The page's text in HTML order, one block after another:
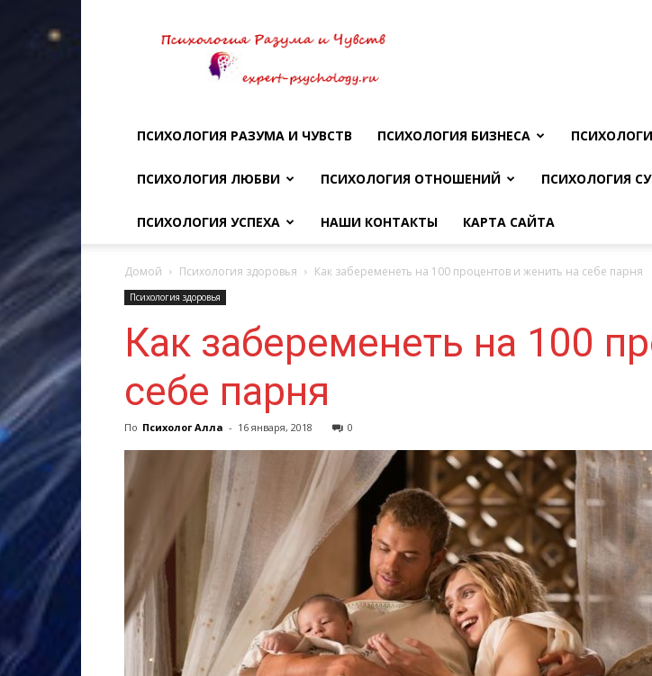
Психология
разума
ПСИХОЛОГИЯ РАЗУМА И ЧУВСТВ ПСИХОЛОГИЯ БИЗНЕСА
ПСИХОЛОГИЯ ЛЮБВИ ПСИХОЛОГИЯ ОТНОШЕНИЙ ПСИХОЛОГИЯ
ПСИХОЛОГИЯ УСПЕХА НАШИ КОНТАКТЫ КАРТА САЙТА
Домой Психология здоровья Как забеременеть на 100 процентов и женить на себе парня
Психология здоровья
Как забеременеть на 100
себе парня
По Психолог Алла - 16 января, 2018 0